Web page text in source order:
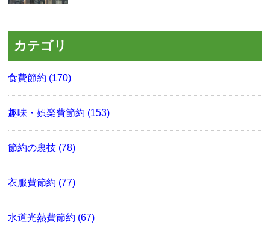
カテゴリ
食費節約 (170)
趣味・娯楽費節約 (153)
節約の裏技 (78)
衣服費節約 (77)
水道光熱費節約 (67)